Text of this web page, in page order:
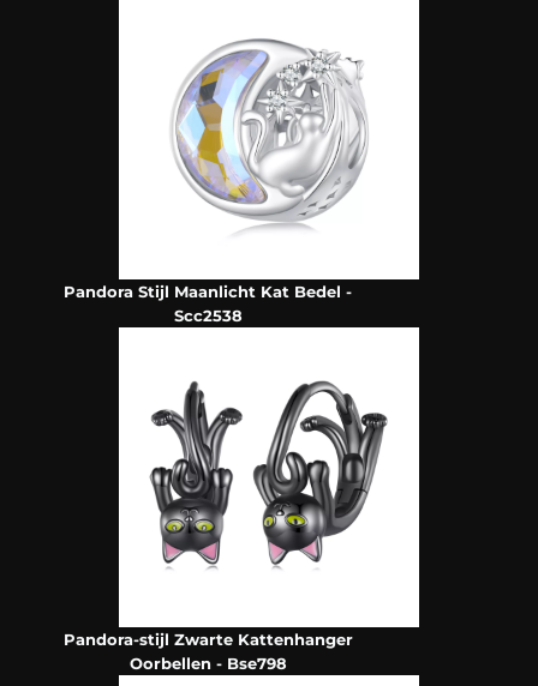
Pandora Stijl Maanlicht Kat Bedel -
Scc2538
Pandora-stijl Zwarte Kattenhanger
Oorbellen - Bse798